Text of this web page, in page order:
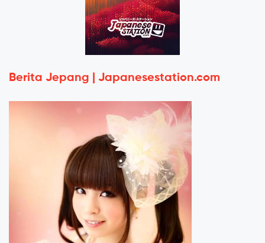
Berita Jepang | Japanesestation.com